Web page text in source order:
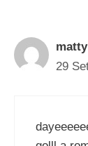
matty
29